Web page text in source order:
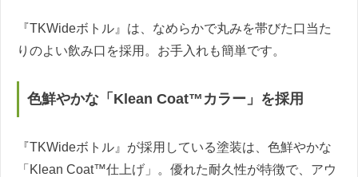
『TKWideボトル』は、なめらかで丸みを帯びた口当た
りのよい飲み口を採用。お手入れも簡単です。
色鮮やかな「Klean Coat™カラー」を採用
『TKWideボトル』が採用している塗装は、色鮮やかな
「Klean Coat™仕上げ」。優れた耐久性が特徴で、アウ